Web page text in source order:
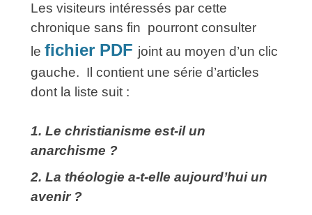
Les visiteurs intéressés par cette
chronique sans fin pourront consulter
le fichier PDF joint au moyen d’un clic
gauche. Il contient une série d’articles
dont la liste suit :
1. Le christianisme est-il un
anarchisme ?
2. La théologie a-t-elle aujourd’hui un
avenir ?